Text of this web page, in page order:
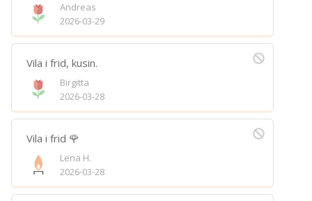
Andreas
2026-03-29
Vila i frid, kusin.
Birgitta
2026-03-28
Vila i frid 🌹
Lena H.
2026-03-28